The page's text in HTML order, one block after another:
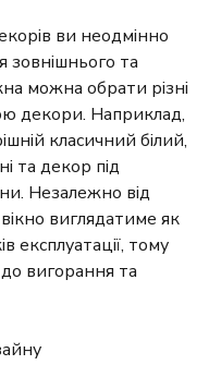
ви неодмінно
зовнішнього та
можна обрати різні
декори. Наприклад,
класичний білий,
та декор під
Незалежно від
виглядатиме як
експлуатації, тому
вигорання та